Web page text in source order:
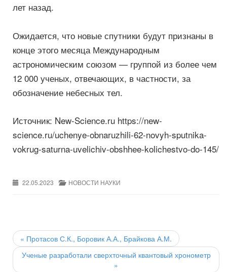
лет назад.
Ожидается, что новые спутники будут признаны в
конце этого месяца Международным
астрономическим союзом — группой из более чем
12 000 ученых, отвечающих, в частности, за
обозначение небесных тел.
Источник: New-Science.ru https://new-
science.ru/uchenye-obnaruzhili-62-novyh-sputnika-
vokrug-saturna-uvelichiv-obshhee-kolichestvo-do-145/
22.05.2023 НОВОСТИ НАУКИ
Post
navigation
« Протасов С.К., Боровик А.А., Брайкова А.М.
Ученые разработали сверхточный квантовый хронометр
»